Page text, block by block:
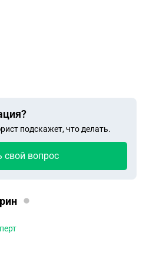
подскажет, что делать.
свой вопрос